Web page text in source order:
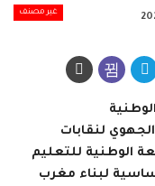
غير مصنف
الجهوي لنقابات
الوطنية للتعليم
لبناء مغرب